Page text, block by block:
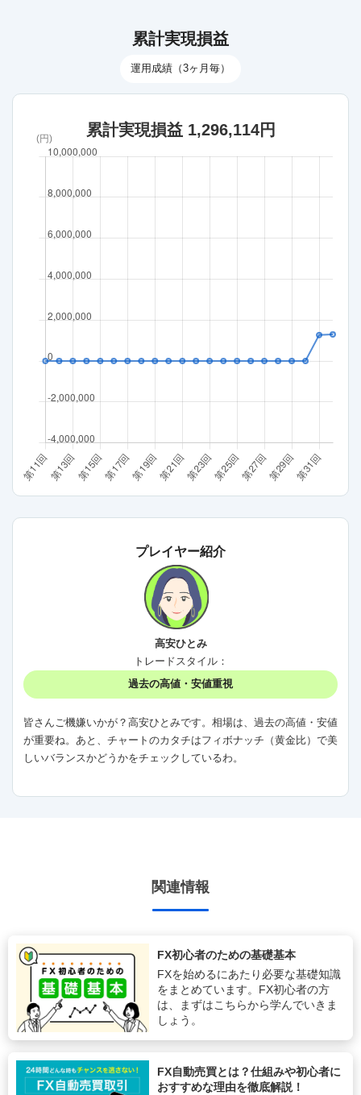
累計実現損益
運用成績（3ヶ月毎）
プレイヤー紹介
高安ひとみ
トレードスタイル：
過去の高値・安値重視
皆さんご機嫌いかが？高安ひとみです。相場は、過去の高値・安値
が重要ね。あと、チャートのカタチはフィボナッチ（黄金比）で美
しいバランスかどうかをチェックしているわ。
関連情報
FX初心者のための基礎基本
FXを始めるにあたり必要な基礎知識
をまとめています。FX初心者の方
は、まずはこちらから学んでいきま
しょう。
FX自動売買とは？仕組みや初心者に
おすすめな理由を徹底解説！